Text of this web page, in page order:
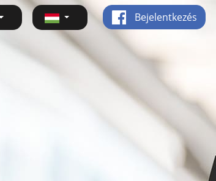
Bejelentkezés